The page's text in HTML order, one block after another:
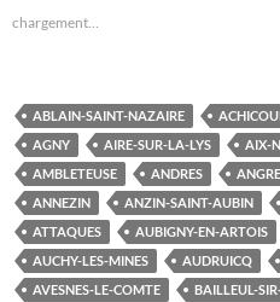
chargement…
ABLAIN-SAINT-NAZAIRE
AGNY
AIRE-SUR-LA-LYS AIX-
AMBLETEUSE
ANDRES
ANNEZIN
ANZIN-SAINT-AUBIN
ATTAQUES
AUBIGNY-EN-ARTOIS
AUCHY-LES-MINES
AUDRUICQ
AVESNES-LE-COMTE
BAILLEUL-